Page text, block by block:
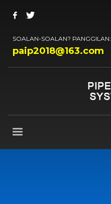
SOALAN-SOALAN? PANGGILAN:
paip2018@163.com